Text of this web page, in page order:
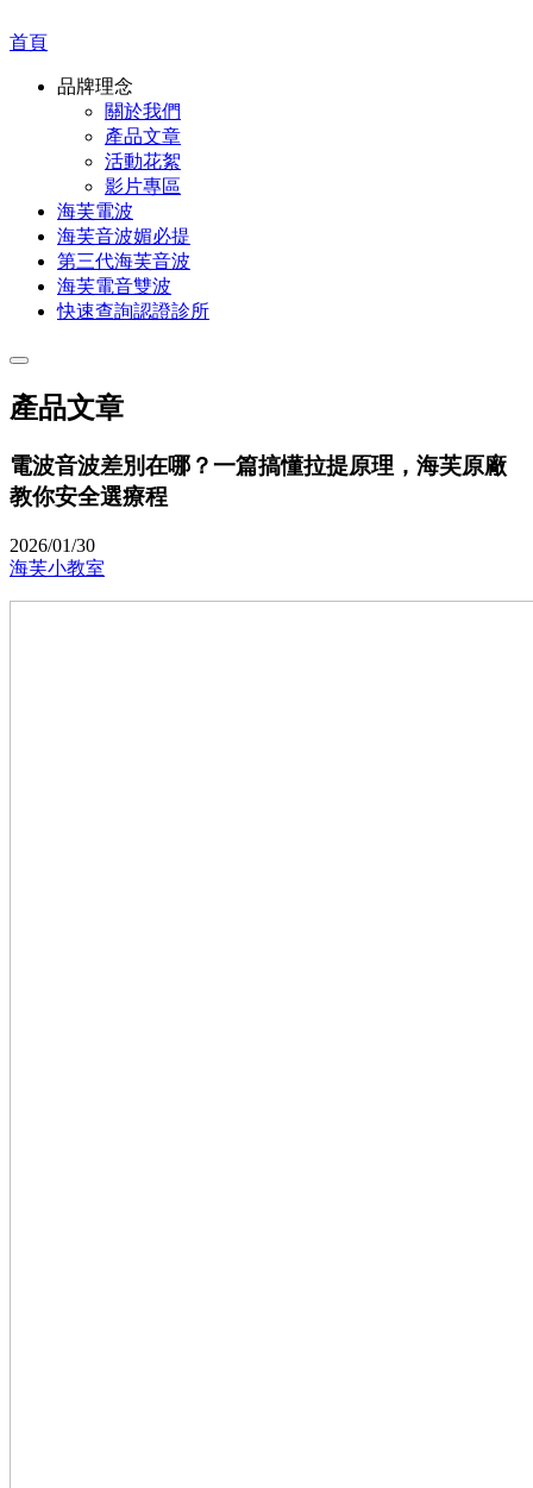
首頁
品牌理念
關於我們
產品文章
活動花絮
影片專區
海芙電波
海芙音波媚必提
第三代海芙音波
海芙電音雙波
快速查詢認證診所
產品文章
電波音波差別在哪？一篇搞懂拉提原理，海芙原廠
教你安全選療程
2026/01/30
海芙小教室